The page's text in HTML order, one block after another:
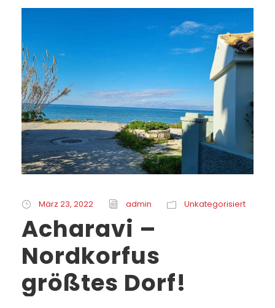
März 23, 2022 admin Unkategorisiert
Acharavi –
Nordkorfus
größtes Dorf!